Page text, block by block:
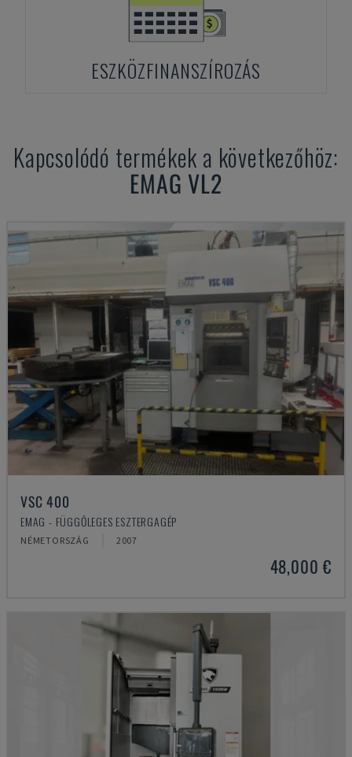
ESZKÖZFINANSZÍROZÁS
Kapcsolódó termékek a következőhöz:
EMAG VL2
VSC 400
EMAG - FÜGGŐLEGES ESZTERGAGÉP
NÉMETORSZÁG 2007
48,000 €